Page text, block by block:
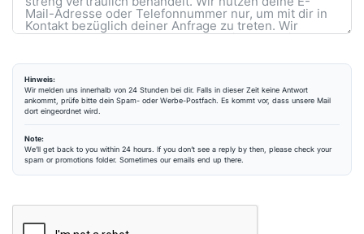
Hinweis:
Wir melden uns innerhalb von 24 Stunden bei dir. Falls in dieser Zeit keine Antwort
ankommt, prüfe bitte dein Spam- oder Werbe-Postfach. Es kommt vor, dass unsere Mail
dort eingeordnet wird.
Note:
We’ll get back to you within 24 hours. If you don’t see a reply by then, please check your
spam or promotions folder. Sometimes our emails end up there.